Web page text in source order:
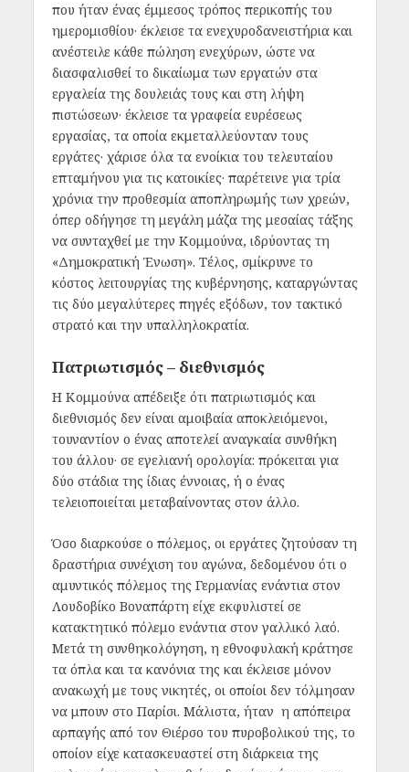
που ήταν ένας έμμεσος τρόπος περικοπής του
ημερομισθίου· έκλεισε τα ενεχυροδανειστήρια και
ανέστειλε κάθε πώληση ενεχύρων, ώστε να
διασφαλισθεί το δικαίωμα των εργατών στα
εργαλεία της δουλειάς τους και στη λήψη
πιστώσεων· έκλεισε τα γραφεία ευρέσεως
εργασίας, τα οποία εκμεταλλεύονταν τους
εργάτες· χάρισε όλα τα ενοίκια του τελευταίου
επταμήνου για τις κατοικίες· παρέτεινε για τρία
χρόνια την προθεσμία αποπληρωμής των χρεών,
όπερ οδήγησε τη μεγάλη μάζα της μεσαίας τάξης
να συνταχθεί με την Κομμούνα, ιδρύοντας τη
«Δημοκρατική Ένωση». Τέλος, σμίκρυνε το
κόστος λειτουργίας της κυβέρνησης, καταργώντας
τις δύο μεγαλύτερες πηγές εξόδων, τον τακτικό
στρατό και την υπαλληλοκρατία.
Πατριωτισμός – διεθνισμός
Η Κομμούνα απέδειξε ότι πατριωτισμός και
διεθνισμός δεν είναι αμοιβαία αποκλειόμενοι,
τουναντίον ο ένας αποτελεί αναγκαία συνθήκη
του άλλου· σε εγελιανή ορολογία: πρόκειται για
δύο στάδια της ίδιας έννοιας, ή ο ένας
τελειοποιείται μεταβαίνοντας στον άλλο.
Όσο διαρκούσε ο πόλεμος, οι εργάτες ζητούσαν τη
δραστήρια συνέχιση του αγώνα, δεδομένου ότι ο
αμυντικός πόλεμος της Γερμανίας ενάντια στον
Λουδοβίκο Βοναπάρτη είχε εκφυλιστεί σε
κατακτητικό πόλεμο ενάντια στον γαλλικό λαό.
Μετά τη συνθηκολόγηση, η εθνοφυλακή κράτησε
τα όπλα και τα κανόνια της και έκλεισε μόνον
ανακωχή με τους νικητές, οι οποίοι δεν τόλμησαν
να μπουν στο Παρίσι. Μάλιστα, ήταν η απόπειρα
αρπαγής από τον Θιέρσο του πυροβολικού της, το
οποίον είχε κατασκευαστεί στη διάρκεια της